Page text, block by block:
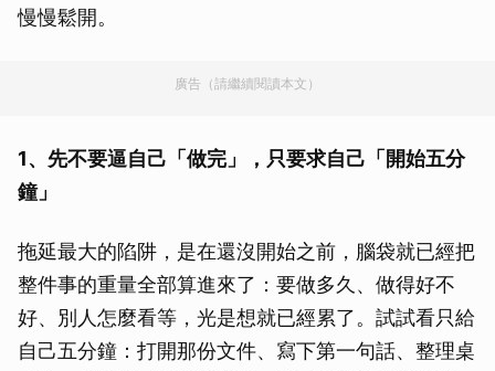
慢慢鬆開。
廣告（請繼續閱讀本文）
1、先不要逼自己「做完」，只要求自己「開始五分
鐘」
拖延最大的陷阱，是在還沒開始之前，腦袋就已經把
整件事的重量全部算進來了：要做多久、做得好不
好、別人怎麼看等，光是想就已經累了。試試看只給
自己五分鐘：打開那份文件、寫下第一句話、整理桌